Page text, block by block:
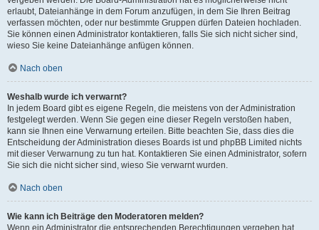
erlaubt, Dateianhänge in dem Forum anzufügen, in dem Sie Ihren Beitrag
verfassen möchten, oder nur bestimmte Gruppen dürfen Dateien hochladen.
Sie können einen Administrator kontaktieren, falls Sie sich nicht sicher sind,
wieso Sie keine Dateianhänge anfügen können.
Nach oben
Weshalb wurde ich verwarnt?
In jedem Board gibt es eigene Regeln, die meistens von der Administration
festgelegt werden. Wenn Sie gegen eine dieser Regeln verstoßen haben,
kann sie Ihnen eine Verwarnung erteilen. Bitte beachten Sie, dass dies die
Entscheidung der Administration dieses Boards ist und phpBB Limited nichts
mit dieser Verwarnung zu tun hat. Kontaktieren Sie einen Administrator, sofern
Sie sich die nicht sicher sind, wieso Sie verwarnt wurden.
Nach oben
Wie kann ich Beiträge den Moderatoren melden?
Wenn ein Administrator die entsprechenden Berechtigungen vergeben hat,